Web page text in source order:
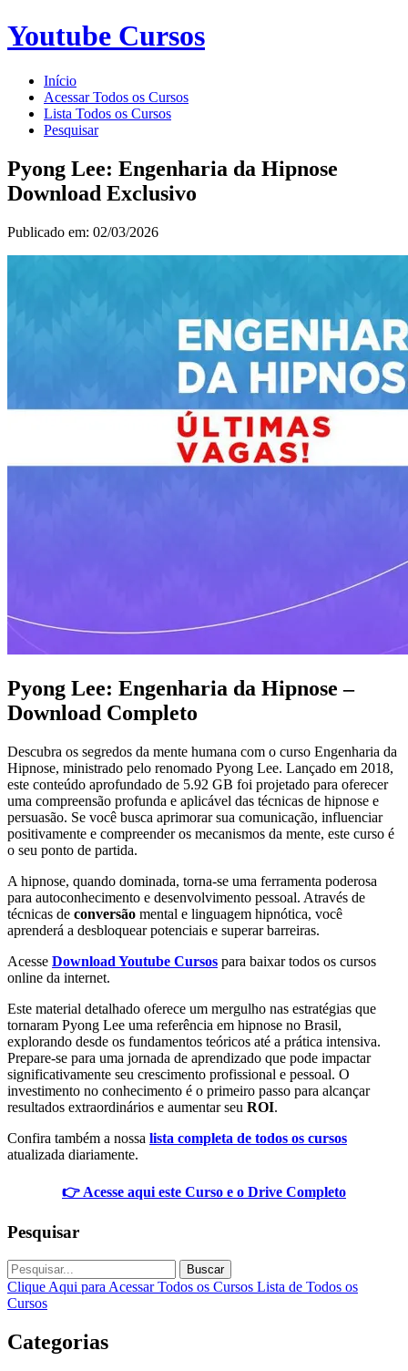
Youtube Cursos
Início
Acessar Todos os Cursos
Lista Todos os Cursos
Pesquisar
Pyong Lee: Engenharia da Hipnose
Download Exclusivo
Publicado em: 02/03/2026
Pyong Lee: Engenharia da Hipnose –
Download Completo
Descubra os segredos da mente humana com o curso Engenharia da
Hipnose, ministrado pelo renomado Pyong Lee. Lançado em 2018,
este conteúdo aprofundado de 5.92 GB foi projetado para oferecer
uma compreensão profunda e aplicável das técnicas de hipnose e
persuasão. Se você busca aprimorar sua comunicação, influenciar
positivamente e compreender os mecanismos da mente, este curso é
o seu ponto de partida.
A hipnose, quando dominada, torna-se uma ferramenta poderosa
para autoconhecimento e desenvolvimento pessoal. Através de
técnicas de conversão mental e linguagem hipnótica, você
aprenderá a desbloquear potenciais e superar barreiras.
Acesse Download Youtube Cursos para baixar todos os cursos
online da internet.
Este material detalhado oferece um mergulho nas estratégias que
tornaram Pyong Lee uma referência em hipnose no Brasil,
explorando desde os fundamentos teóricos até a prática intensiva.
Prepare-se para uma jornada de aprendizado que pode impactar
significativamente seu crescimento profissional e pessoal. O
investimento no conhecimento é o primeiro passo para alcançar
resultados extraordinários e aumentar seu ROI.
Confira também a nossa lista completa de todos os cursos
atualizada diariamente.
👉 Acesse aqui este Curso e o Drive Completo
Pesquisar
Buscar
Clique Aqui para Acessar Todos os Cursos Lista de Todos os
Cursos
Categorias